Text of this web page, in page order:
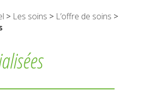
> Les soins > L’offre de soins >